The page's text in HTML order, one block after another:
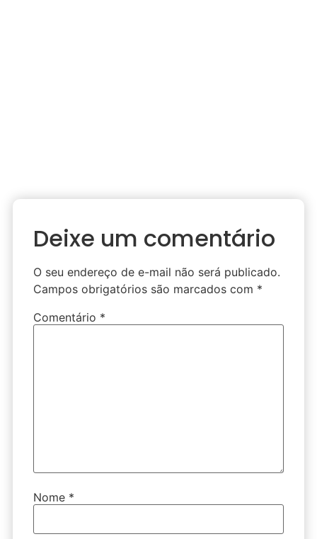
Deixe um comentário
O seu endereço de e-mail não será publicado.
Campos obrigatórios são marcados com *
Comentário *
Nome *